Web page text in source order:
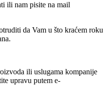
ili nam pisite na mail
da Vam u što kraćem roku
ili uslugama kompanije
upravu putem e-